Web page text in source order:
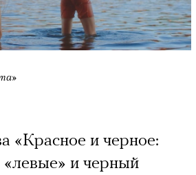
«Красное и черное:
«левые» и черный